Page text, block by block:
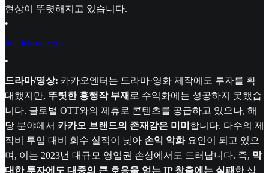
현상이 뚜렷해지고 있습니다.
•
thepickool.com
•
드라마/영상: 카카오엔터는 드라마·영화 제작에도 투자를 확
대했지만, 뚜렷한 흥행작 부재 로 수익화에는 성공하지 못했습
니다. 글로벌 OTT와의 제휴로 콘텐츠를 공급하고 있으나, 해
당 분야에서 카카오 브랜드의 존재감은 미미 합니다. 다수의 제
작비 투입 대비 회수 실적이 낮아 손익 악화요인이 되고 있으
며, 이는 2023년 대규모 영업권 손상에서도 드러납니다. 즉, 막
대한 투자에도 대중의 큰 호응을 얻는 IP 창출에는 실패 한 상